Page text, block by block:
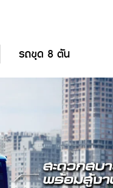
รถขุด 8 ตัน